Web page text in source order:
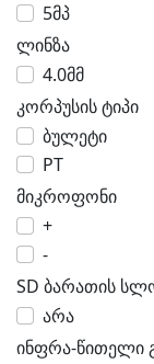
5მპ
ლინზა
4.0მმ
კორპუსის ტიპი
ბულეტი
PT
მიკროფონი
+
-
SD ბარათის
არა
ინფრა-წითელი